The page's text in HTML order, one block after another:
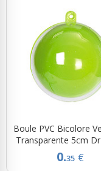
Boule PVC Bicolore
Transparente 5cm
0.35 €